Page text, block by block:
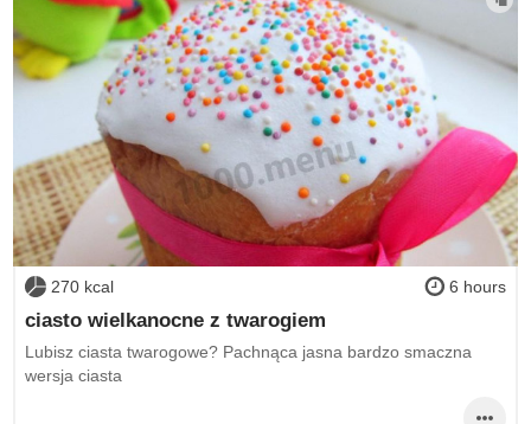
270 kcal 6 hours
ciasto wielkanocne z twarogiem
Lubisz ciasta twarogowe? Pachnąca jasna bardzo smaczna
wersja ciasta